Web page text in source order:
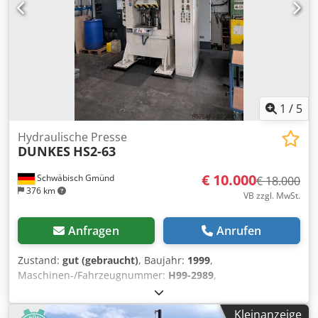
1 / 5
Schwäbisch Gmünd
376 km
Hydraulische Presse
DUNKES HS2-63
€ 10.000€ 18.000
VB zzgl. MwSt.
Anfragen Anrufen
Zustand: gut (gebraucht), Baujahr: 1999,
Maschinen-/Fahrzeugnummer: H99-2989,
voll funktionsfähig
(32,63 PS), Eingangsspannung:400 V, Eingangsstrom:63
Kleinanzeige